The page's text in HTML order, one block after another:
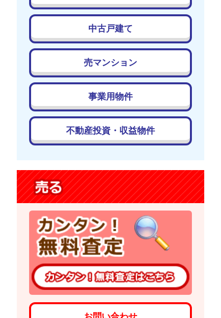
中古戸建て
売マンション
事業用物件
不動産投資・収益物件